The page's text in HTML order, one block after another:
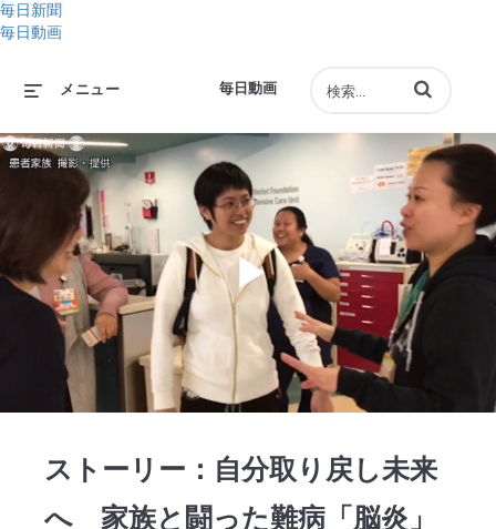
毎日新聞
毎日動画
毎日動画
メニュー 動画の検索語句
Play
ストーリー：自分取り戻し未来
へ 家族と闘った難病「脳炎」